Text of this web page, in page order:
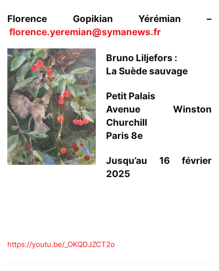
Florence Gopikian Yérémian –
florence.yeremian@symanews.fr
Bruno Liljefors :
La Suède sauvage
Petit Palais
Avenue Winston
Churchill
Paris 8e
Jusqu’au 16 février
2025
https://youtu.be/_OKQDJZCT2o